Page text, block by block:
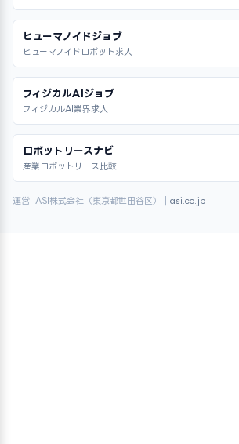
ヒューマノイドジョブ
ヒューマノイドロボット求人
フィジカルAIジョブ
フィジカルAI業界求人
ロボットリースナビ
産業ロボットリース比較
運営: ASI株式会社（東京都世田谷区）｜ asi.co.jp